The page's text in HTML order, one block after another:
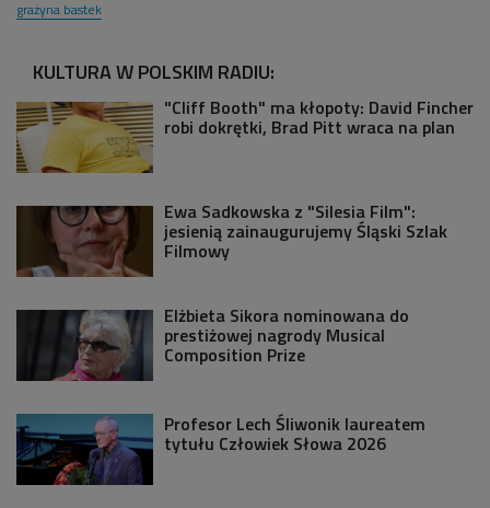
grażyna bastek
KULTURA W POLSKIM RADIU:
"Cliff Booth" ma kłopoty: David Fincher
robi dokrętki, Brad Pitt wraca na plan
Ewa Sadkowska z "Silesia Film":
jesienią zainaugurujemy Śląski Szlak
Filmowy
Elżbieta Sikora nominowana do
prestiżowej nagrody Musical
Composition Prize
Profesor Lech Śliwonik laureatem
tytułu Człowiek Słowa 2026